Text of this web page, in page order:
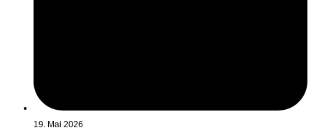
19. Mai 2026